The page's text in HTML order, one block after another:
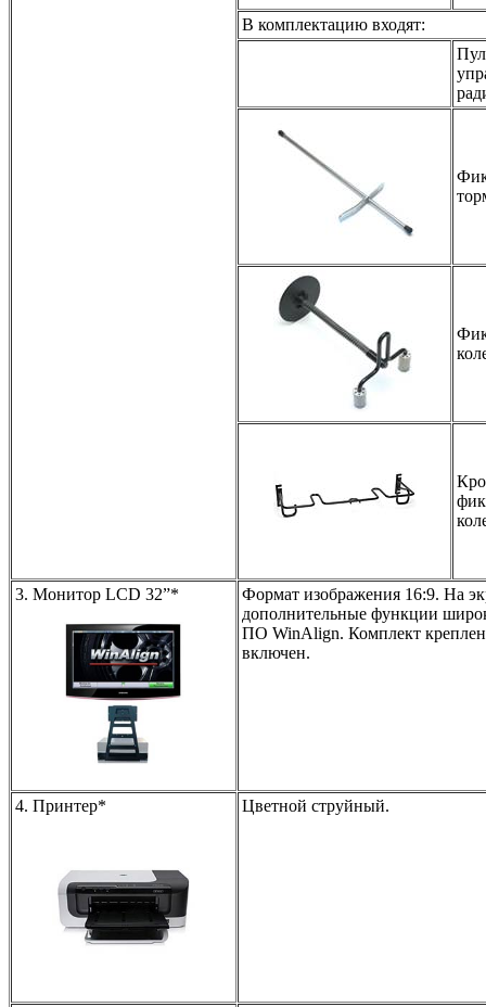
В комплектацию входят:
3. Монитор LCD 32”*
Формат изображения 16:9. На
дополнительные функции
ПО WinAlign. Комплект
включен.
4. Принтер* Цветной струйный.